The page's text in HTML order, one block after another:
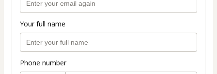
Your full name
Phone number